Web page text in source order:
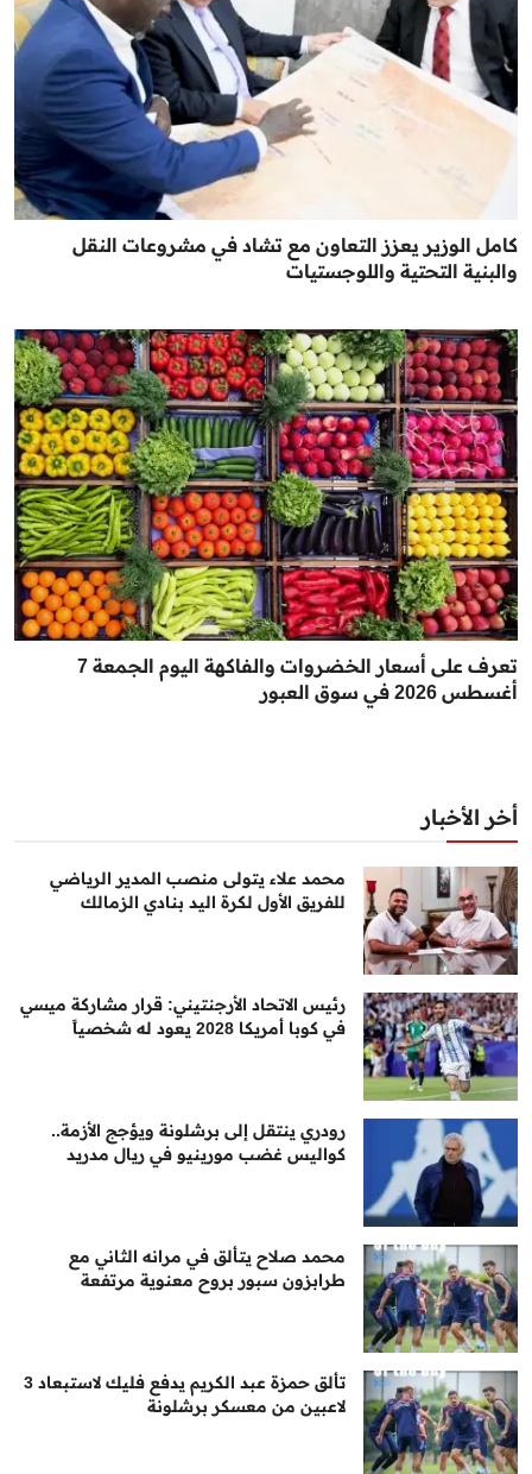
كامل الوزير يعزز التعاون مع تشاد في مشروعات النقل
والبنية التحتية واللوجستيات
تعرف على أسعار الخضروات والفاكهة اليوم الجمعة 7
أغسطس 2026 في سوق العبور
أخر الأخبار
محمد علاء يتولى منصب المدير الرياضي
للفريق الأول لكرة اليد بنادي الزمالك
رئيس الاتحاد الأرجنتيني: قرار مشاركة ميسي
في كوبا أمريكا 2028 يعود له شخصياً
رودري ينتقل إلى برشلونة ويؤجج الأزمة..
كواليس غضب مورينيو في ريال مدريد
محمد صلاح يتألق في مرانه الثاني مع
طرابزون سبور بروح معنوية مرتفعة
تألق حمزة عبد الكريم يدفع فليك لاستبعاد 3
لاعبين من معسكر برشلونة